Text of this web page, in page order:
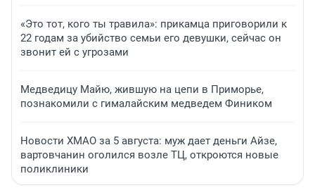
«Это тот, кого ты травила»: прикамца приговорили к
22 годам за убийство семьи его девушки, сейчас он
звонит ей с угрозами
Медведицу Майю, жившую на цепи в Приморье,
познакомили с гималайским медведем Фиником
Новости ХМАО за 5 августа: муж дает деньги Айзе,
вартовчанин оголился возле ТЦ, откроются новые
поликлиники